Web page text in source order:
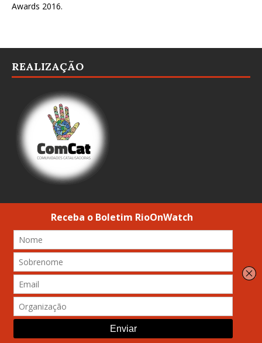
Awards 2016.
REALIZAÇÃO
SOBRE
Em maio de 2010, a
oRioOnWatch(originalmenteRio Olympics Neighborhood Watch, ou
Comunidades do Rio de Olho nas Olimpíadas), um programa para
trazer visibilidade às vozes das favelas no período que antecedeu
as Olimpíadas de 2016. Esse site de notícias, que se tornou uma
referência necessária e singular, apresenta perspectivas das
favelas sobre transformações urbanas do Rio. Com matérias
variadas e profundamente interligadas–produzidas por uma
mistura de jornalistas comunitários, moradores, repórteres